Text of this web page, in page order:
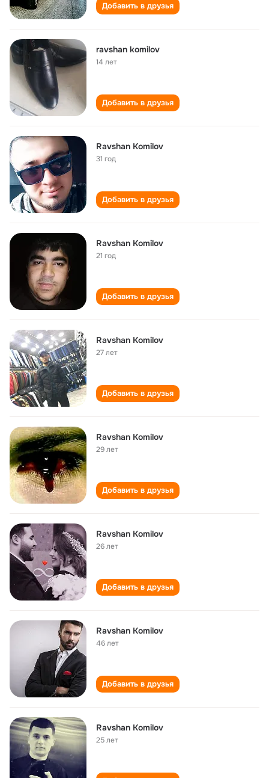
Добавить в друзья
ravshan komilov
14 лет
Добавить в друзья
Ravshan Komilov
31 год
Добавить в друзья
Ravshan Komilov
21 год
Добавить в друзья
Ravshan Komilov
27 лет
Добавить в друзья
Ravshan Komilov
29 лет
Добавить в друзья
Ravshan Komilov
26 лет
Добавить в друзья
Ravshan Komilov
46 лет
Добавить в друзья
Ravshan Komilov
25 лет